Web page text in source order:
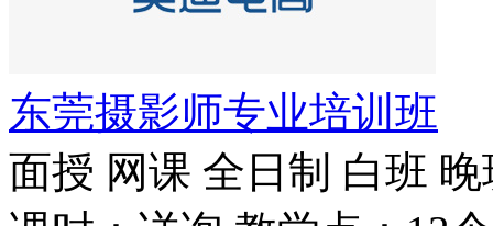
东莞摄影师专业培训班
面授 网课 全日制 白班 晚